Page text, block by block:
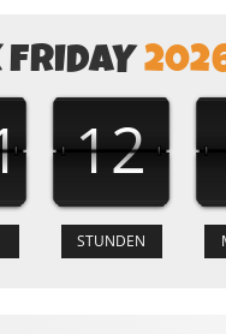
12